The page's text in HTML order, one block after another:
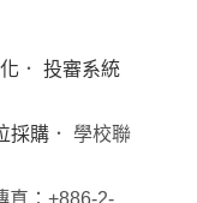
． 投審系統
採購 ． 學校聯
真：+886-2-